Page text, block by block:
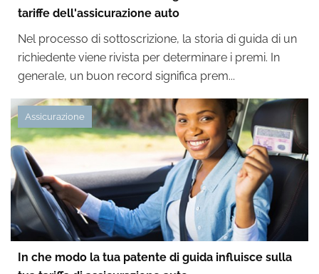
tariffe dell'assicurazione auto
Nel processo di sottoscrizione, la storia di guida di un
richiedente viene rivista per determinare i premi. In
generale, un buon record significa prem...
Assicurazione
In che modo la tua patente di guida influisce sulla